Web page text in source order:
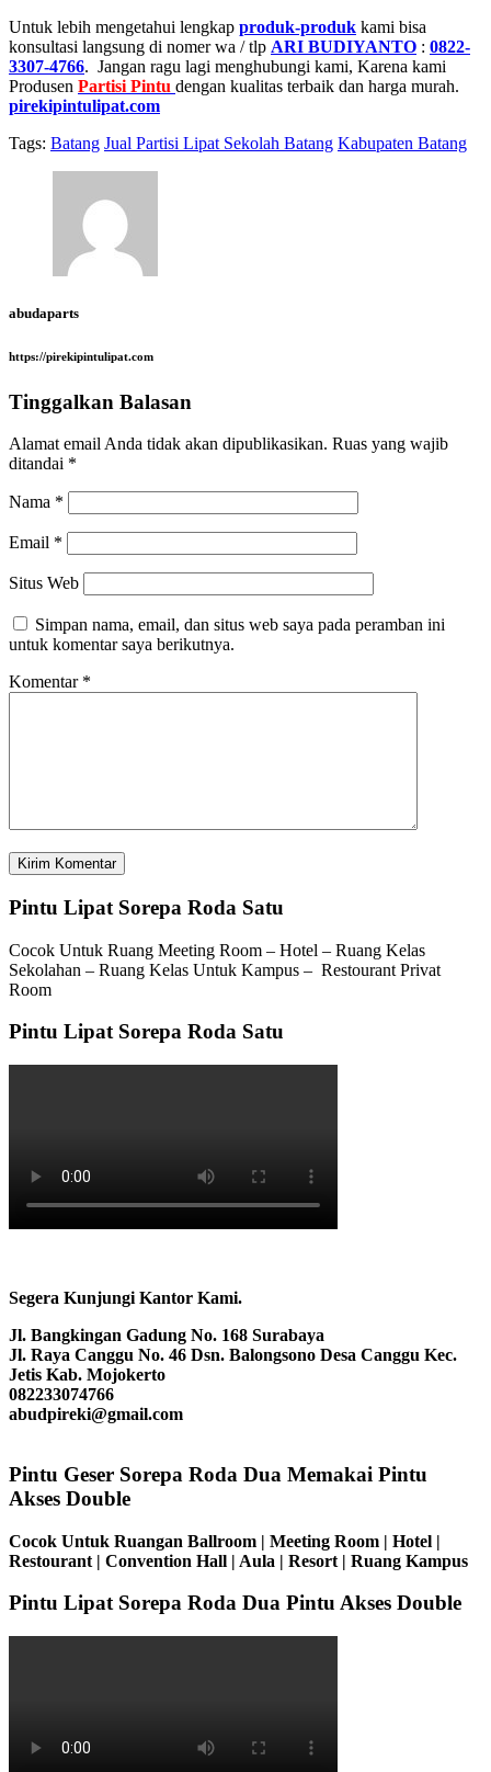
Untuk lebih mengetahui lengkap produk-produk kami bisa
konsultasi langsung di nomer wa / tlp ARI BUDIYANTO : 0822-
3307-4766. Jangan ragu lagi menghubungi kami, Karena kami
Produsen Partisi Pintu dengan kualitas terbaik dan harga murah.
pirekipintulipat.com
Tags: Batang Jual Partisi Lipat Sekolah Batang Kabupaten Batang
abudaparts
https://pirekipintulipat.com
Tinggalkan Balasan
Alamat email Anda tidak akan dipublikasikan. Ruas yang wajib
ditandai *
Nama *
Email *
Situs Web
Simpan nama, email, dan situs web saya pada peramban ini
untuk komentar saya berikutnya.
Komentar *
Pintu Lipat Sorepa Roda Satu
Cocok Untuk Ruang Meeting Room – Hotel – Ruang Kelas
Sekolahan – Ruang Kelas Untuk Kampus – Restourant Privat
Room
Pintu Lipat Sorepa Roda Satu
Segera Kunjungi Kantor Kami.
Jl. Bangkingan Gadung No. 168 Surabaya
Jl. Raya Canggu No. 46 Dsn. Balongsono Desa Canggu Kec.
Jetis Kab. Mojokerto
082233074766
abudpireki@gmail.com
Pintu Geser Sorepa Roda Dua Memakai Pintu
Akses Double
Cocok Untuk Ruangan Ballroom | Meeting Room | Hotel |
Restourant | Convention Hall | Aula | Resort | Ruang Kampus
Pintu Lipat Sorepa Roda Dua Pintu Akses Double